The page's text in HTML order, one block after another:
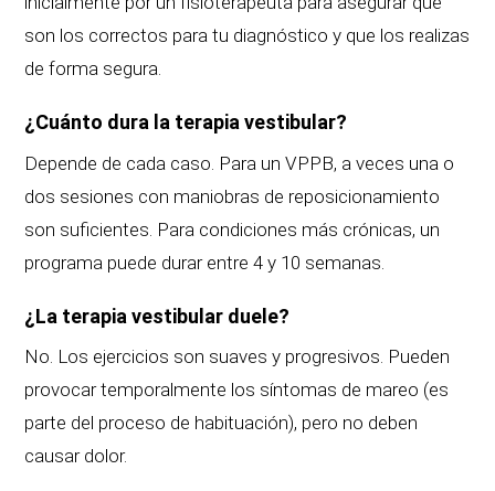
son los correctos para tu diagnóstico y que los realizas
de forma segura.
¿Cuánto dura la terapia vestibular?
Depende de cada caso. Para un VPPB, a veces una o
dos sesiones con maniobras de reposicionamiento
son suficientes. Para condiciones más crónicas, un
programa puede durar entre 4 y 10 semanas.
¿La terapia vestibular duele?
No. Los ejercicios son suaves y progresivos. Pueden
provocar temporalmente los síntomas de mareo (es
parte del proceso de habituación), pero no deben
causar dolor.